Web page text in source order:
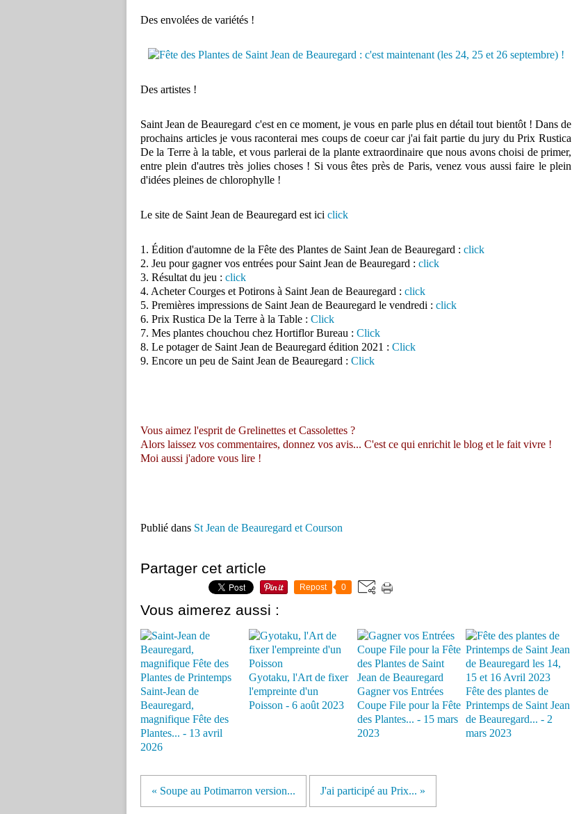
Des envolées de variétés !
Des artistes !
Saint Jean de Beauregard c'est en ce moment, je vous en parle plus en détail tout bientôt ! Dans de
prochains articles je vous raconterai mes coups de coeur car j'ai fait partie du jury du Prix Rustica
De la Terre à la table, et vous parlerai de la plante extraordinaire que nous avons choisi de primer,
entre plein d'autres très jolies choses ! Si vous êtes près de Paris, venez vous aussi faire le plein
d'idées pleines de chlorophylle !
Le site de Saint Jean de Beauregard est ici click
1. Édition d'automne de la Fête des Plantes de Saint Jean de Beauregard : click
2. Jeu pour gagner vos entrées pour Saint Jean de Beauregard : click
3. Résultat du jeu : click
4. Acheter Courges et Potirons à Saint Jean de Beauregard : click
5. Premières impressions de Saint Jean de Beauregard le vendredi : click
6. Prix Rustica De la Terre à la Table : Click
7. Mes plantes chouchou chez Hortiflor Bureau : Click
8. Le potager de Saint Jean de Beauregard édition 2021 : Click
9. Encore un peu de Saint Jean de Beauregard : Click
Vous aimez l'esprit de Grelinettes et Cassolettes ?
Alors laissez vos commentaires, donnez vos avis... C'est ce qui enrichit le blog et le fait vivre !
Moi aussi j'adore vous lire !
Publié dans St Jean de Beauregard et Courson
Partager cet article
Repost 0
Vous aimerez aussi :
Saint-Jean de
Beauregard,
magnifique Fête des
Plantes... - 13 avril
2026
Gyotaku, l'Art de fixer
l'empreinte d'un
Poisson - 6 août 2023
Gagner vos Entrées
Coupe File pour la Fête
des Plantes... - 15 mars
2023
Fête des plantes de
Printemps de Saint Jean
de Beauregard... - 2
mars 2023
« Soupe au Potimarron version... J'ai participé au Prix... »